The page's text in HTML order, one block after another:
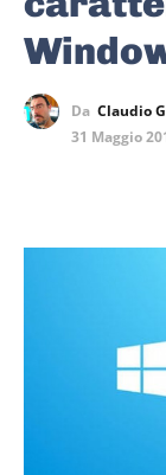
Da Claudio
31 Maggio